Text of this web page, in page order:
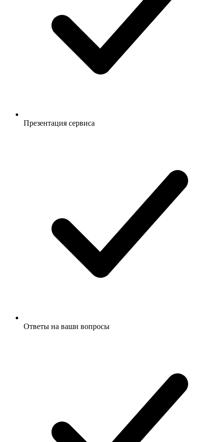
Презентация сервиса
Ответы на ваши вопросы